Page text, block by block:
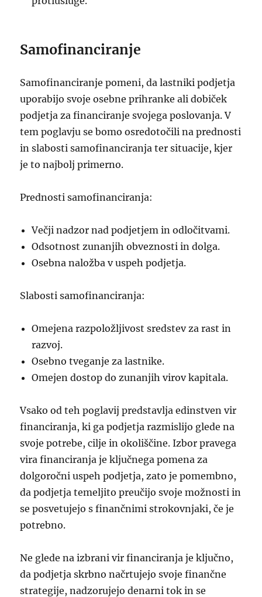
Samofinanciranje
Samofinanciranje pomeni, da lastniki podjetja
uporabijo svoje osebne prihranke ali dobiček
podjetja za financiranje svojega poslovanja. V
tem poglavju se bomo osredotočili na prednosti
in slabosti samofinanciranja ter situacije, kjer
je to najbolj primerno.
Prednosti samofinanciranja:
Večji nadzor nad podjetjem in odločitvami.
Odsotnost zunanjih obveznosti in dolga.
Osebna naložba v uspeh podjetja.
Slabosti samofinanciranja:
Omejena razpoložljivost sredstev za rast in
razvoj.
Osebno tveganje za lastnike.
Omejen dostop do zunanjih virov kapitala.
Vsako od teh poglavij predstavlja edinstven vir
financiranja, ki ga podjetja razmislijo glede na
svoje potrebe, cilje in okoliščine. Izbor pravega
vira financiranja je ključnega pomena za
dolgoročni uspeh podjetja, zato je pomembno,
da podjetja temeljito preučijo svoje možnosti in
se posvetujejo s finančnimi strokovnjaki, če je
potrebno.
Ne glede na izbrani vir financiranja je ključno,
da podjetja skrbno načrtujejo svoje finančne
strategije, nadzorujejo denarni tok in se